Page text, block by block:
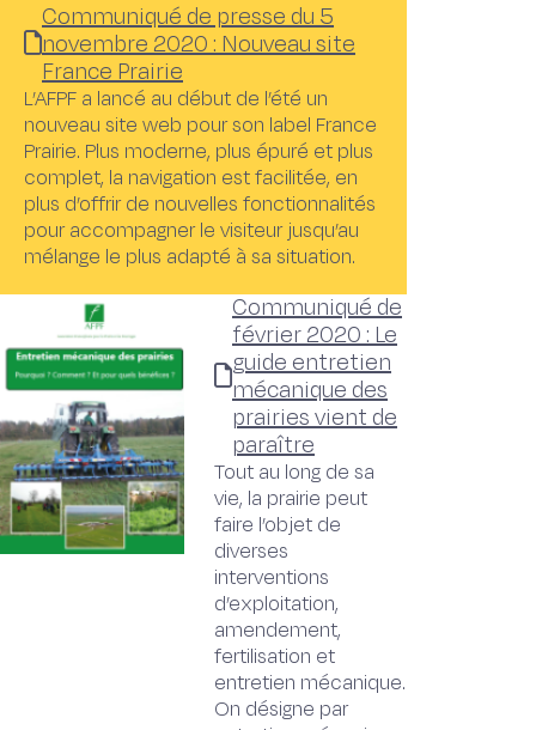
Communiqué de presse du 5
novembre 2020 : Nouveau site
France Prairie
L’AFPF a lancé au début de l’été un
nouveau site web pour son label France
Prairie. Plus moderne, plus épuré et plus
complet, la navigation est facilitée, en
plus d’offrir de nouvelles fonctionnalités
pour accompagner le visiteur jusqu’au
mélange le plus adapté à sa situation.
Communiqué de
février 2020 : Le
guide entretien
mécanique des
prairies vient de
paraître
Tout au long de sa
vie, la prairie peut
faire l’objet de
diverses
interventions
d’exploitation,
amendement,
fertilisation et
entretien mécanique.
On désigne par